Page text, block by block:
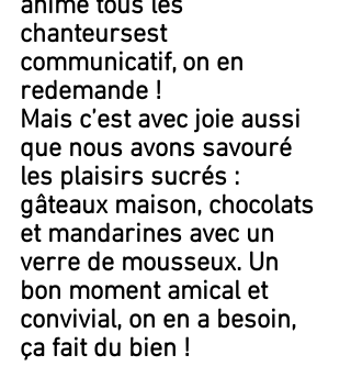
anime tous les
chanteursest
communicatif, on en
redemande !
Mais c’est avec joie aussi
que nous avons savouré
les plaisirs sucrés :
gâteaux maison, chocolats
et mandarines avec un
verre de mousseux. Un
bon moment amical et
convivial, on en a besoin,
ça fait du bien !